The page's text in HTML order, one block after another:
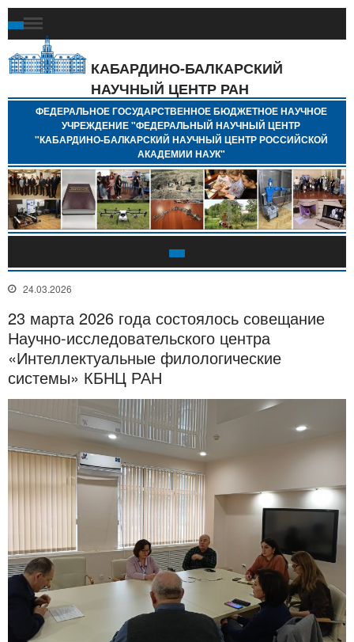
КАБАРДИНО-БАЛКАРСКИЙ
НАУЧНЫЙ ЦЕНТР РАН
ФЕДЕРАЛЬНОЕ ГОСУДАРСТВЕННОЕ БЮДЖЕТНОЕ НАУЧНОЕ
УЧРЕЖДЕНИЕ "ФЕДЕРАЛЬНЫЙ НАУЧНЫЙ ЦЕНТР
"КАБАРДИНО-БАЛКАРСКИЙ НАУЧНЫЙ ЦЕНТР РОССИЙСКОЙ
АКАДЕМИИ НАУК"
24.03.2026
23 марта 2026 года состоялось совещание
Научно-исследовательского центра
«Интеллектуальные филологические
системы» КБНЦ РАН